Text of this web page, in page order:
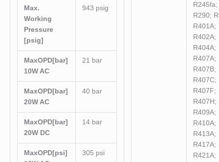
Max.
Working
Pressure
[psig]
943 psig
MaxOPD[bar]
10W AC
21 bar
MaxOPD[bar]
20W AC
40 bar
MaxOPD[bar]
20W DC
14 bar
MaxOPD[psi]
305 psi
R245fa;
R290;
R401A;
R402A;
R404A;
R407A;
R407B;
R407C;
R407F;
R407H;
R409A;
R410A;
R413A;
R417A;
R421A;